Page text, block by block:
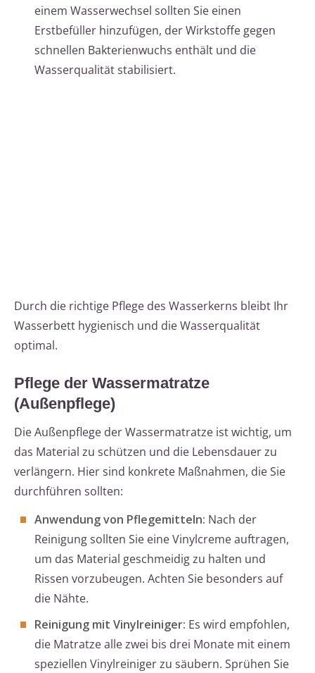
einem Wasserwechsel sollten Sie einen
Erstbefüller hinzufügen, der Wirkstoffe gegen
schnellen Bakterienwuchs enthält und die
Wasserqualität stabilisiert.
Durch die richtige Pflege des Wasserkerns bleibt Ihr
Wasserbett hygienisch und die Wasserqualität
optimal.
Pflege der Wassermatratze
(Außenpflege)
Die Außenpflege der Wassermatratze ist wichtig, um
das Material zu schützen und die Lebensdauer zu
verlängern. Hier sind konkrete Maßnahmen, die Sie
durchführen sollten:
Anwendung von Pflegemitteln: Nach der
Reinigung sollten Sie eine Vinylcreme auftragen,
um das Material geschmeidig zu halten und
Rissen vorzubeugen. Achten Sie besonders auf
die Nähte.
Reinigung mit Vinylreiniger: Es wird empfohlen,
die Matratze alle zwei bis drei Monate mit einem
speziellen Vinylreiniger zu säubern. Sprühen Sie